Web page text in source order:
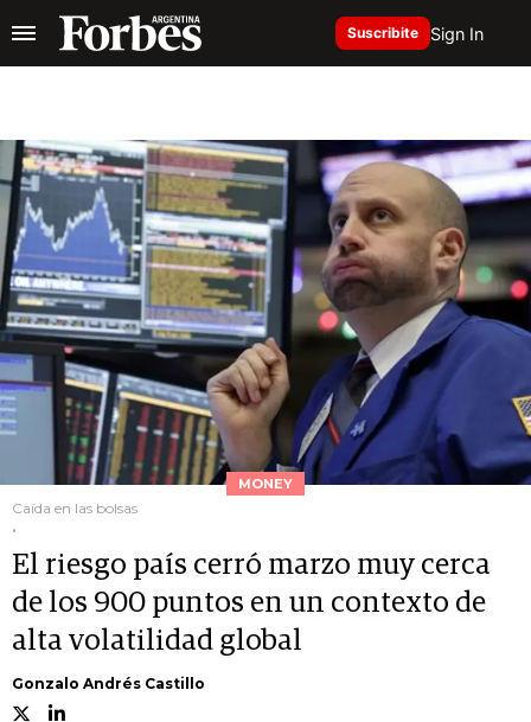
Suscribite Sign In
MONEY
Caída en las bolsas
.
El riesgo país cerró marzo muy cerca
de los 900 puntos en un contexto de
alta volatilidad global
Gonzalo Andrés Castillo